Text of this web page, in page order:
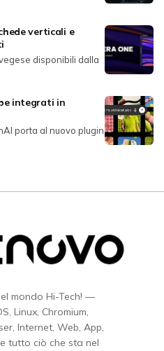
verticali e
disponibili dalla
integrati in
porta al nuovo plugin
mondo Hi-Tech! —
Linux, Chromium,
Internet, Web, App,
tutto ciò che sta nel